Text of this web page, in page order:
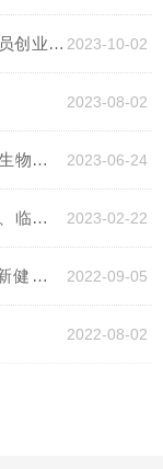
创业园 2023-10-02
2023-08-02
物医药 2023-06-24
临港数 2023-02-22
健康产 2022-09-05
2022-08-02